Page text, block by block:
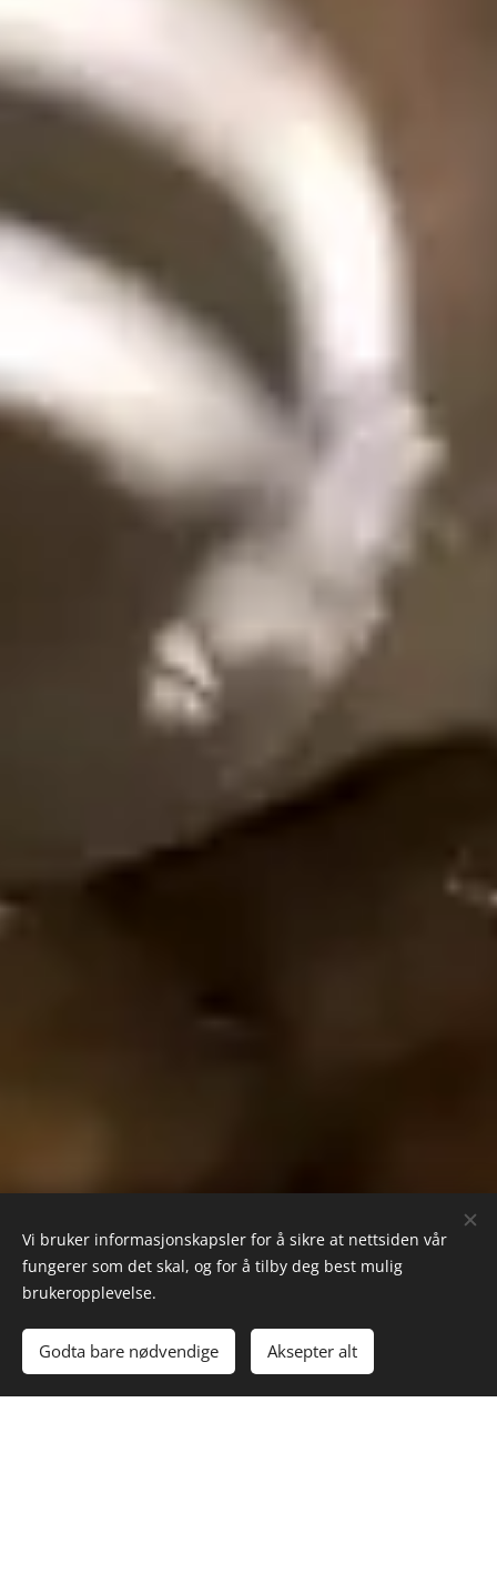
Vi bruker informasjonskapsler for å sikre at nettsiden vår
fungerer som det skal, og for å tilby deg best mulig
brukeropplevelse.
Godta bare nødvendige Aksepter alt